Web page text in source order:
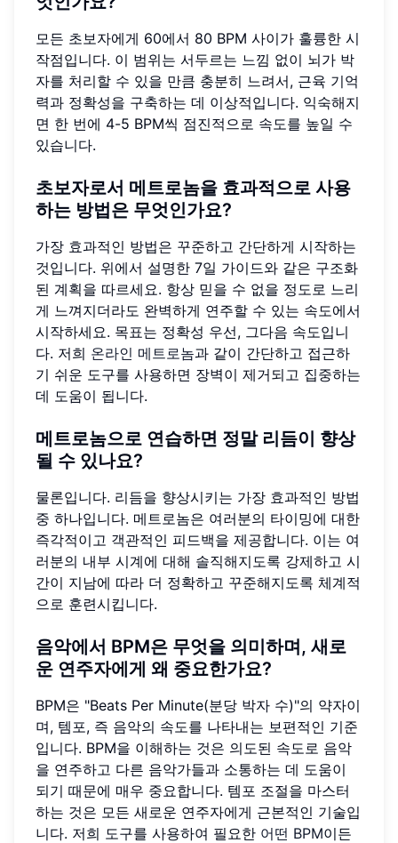
모든 초보자에게 60에서 80 BPM 사이가 훌륭한 시
작점입니다. 이 범위는 서두르는 느낌 없이 뇌가 박
자를 처리할 수 있을 만큼 충분히 느려서, 근육 기억
력과 정확성을 구축하는 데 이상적입니다. 익숙해지
면 한 번에 4-5 BPM씩 점진적으로 속도를 높일 수
있습니다.
초보자로서 메트로놈을 효과적으로 사용
하는 방법은 무엇인가요?
가장 효과적인 방법은 꾸준하고 간단하게 시작하는
것입니다. 위에서 설명한 7일 가이드와 같은 구조화
된 계획을 따르세요. 항상 믿을 수 없을 정도로 느리
게 느껴지더라도 완벽하게 연주할 수 있는 속도에서
시작하세요. 목표는 정확성 우선, 그다음 속도입니
다. 저희 온라인 메트로놈과 같이 간단하고 접근하
기 쉬운 도구를 사용하면 장벽이 제거되고 집중하는
데 도움이 됩니다.
메트로놈으로 연습하면 정말 리듬이 향상
될 수 있나요?
물론입니다. 리듬을 향상시키는 가장 효과적인 방법
중 하나입니다. 메트로놈은 여러분의 타이밍에 대한
즉각적이고 객관적인 피드백을 제공합니다. 이는 여
러분의 내부 시계에 대해 솔직해지도록 강제하고 시
간이 지남에 따라 더 정확하고 꾸준해지도록 체계적
으로 훈련시킵니다.
음악에서 BPM은 무엇을 의미하며, 새로
운 연주자에게 왜 중요한가요?
BPM은 "Beats Per Minute(분당 박자 수)"의 약자이
며, 템포, 즉 음악의 속도를 나타내는 보편적인 기준
입니다. BPM을 이해하는 것은 의도된 속도로 음악
을 연주하고 다른 음악가들과 소통하는 데 도움이
되기 때문에 매우 중요합니다. 템포 조절을 마스터
하는 것은 모든 새로운 연주자에게 근본적인 기술입
니다. 저희 도구를 사용하여 필요한 어떤 BPM이든